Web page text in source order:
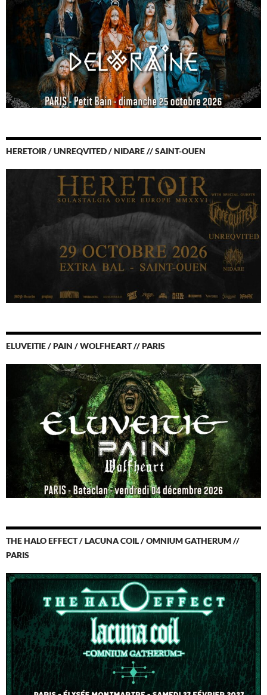
HERETOIR / UNREQVITED / NIDARE // SAINT-OUEN
ELUVEITIE / PAIN / WOLFHEART // PARIS
THE HALO EFFECT / LACUNA COIL / OMNIUM GATHERUM //
PARIS